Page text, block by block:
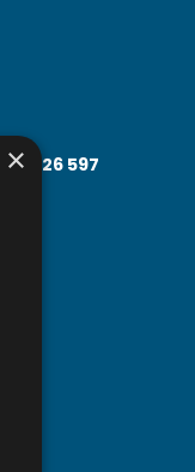
0161 226 597
×